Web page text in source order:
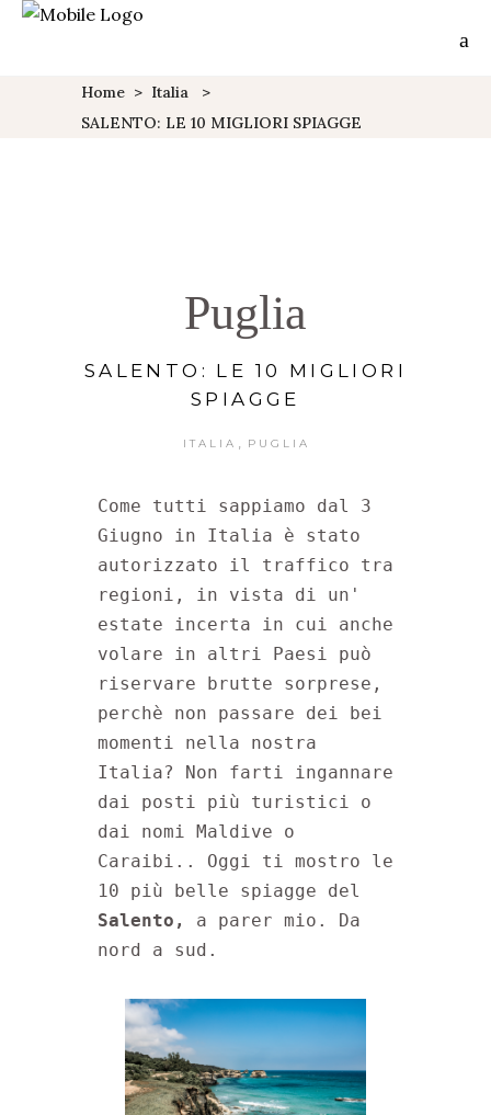
Home > Italia
>
SALENTO: LE 10 MIGLIORI SPIAGGE
Puglia
SALENTO: LE 10 MIGLIORI
SPIAGGE
ITALIA PUGLIA
Come tutti sappiamo dal 3
Giugno in Italia è stato
autorizzato il traffico tra
regioni, in vista di un'
estate incerta in cui anche
volare in altri Paesi può
riservare brutte sorprese,
perchè non passare dei bei
momenti nella nostra
Italia? Non farti ingannare
dai posti più turistici o
dai nomi Maldive o
Caraibi.. Oggi ti mostro le
Salento,
a parer mio. Da
nord a sud.